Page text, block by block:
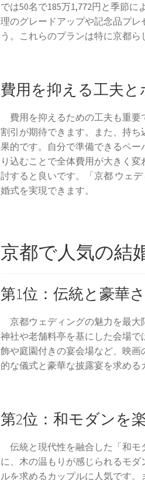
では50名で185万1,772円と季節
理のグレードアップや記念品プ
う。これらのプランは特に京都
費用を抑える工夫と
費用を抑えるための工夫も重要
割引が期待できます。また、持
果的です。自分で準備できるペ
り込むことで全体費用が大きく
討すると良いです。「京都 ウェ
婚式を実現できます。
京都で人気の結
第1位：伝統と豪華
京都ウェディングの魅力を最大
神社や老舗料亭を基にした会場
飾や庭園付きの宴会場など、映
的な儀式と豪華な披露宴を求める
第2位：和モダンを
伝統と現代性を融合した「和モ
に、木の温もりが感じられるモ
ルを求めるカップルに人気です